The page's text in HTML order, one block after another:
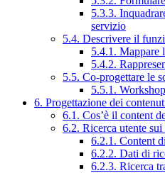
5.3.3.
servizio
5.4. Descrivere il
5.4.1. Mappare
5.4.2.
5.5. Co-progettare le
5.5.1.
6. Progettazione dei
6.1. Cos’è il content
6.2. Ricerca utente
6.2.1. Content
6.2.2. Dati di
6.2.3. Ricerca